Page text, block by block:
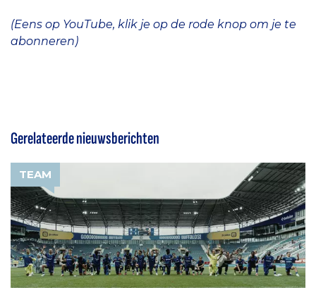
(Eens op YouTube, klik je op de rode knop om je te
abonneren)
Gerelateerde nieuwsberichten
TEAM